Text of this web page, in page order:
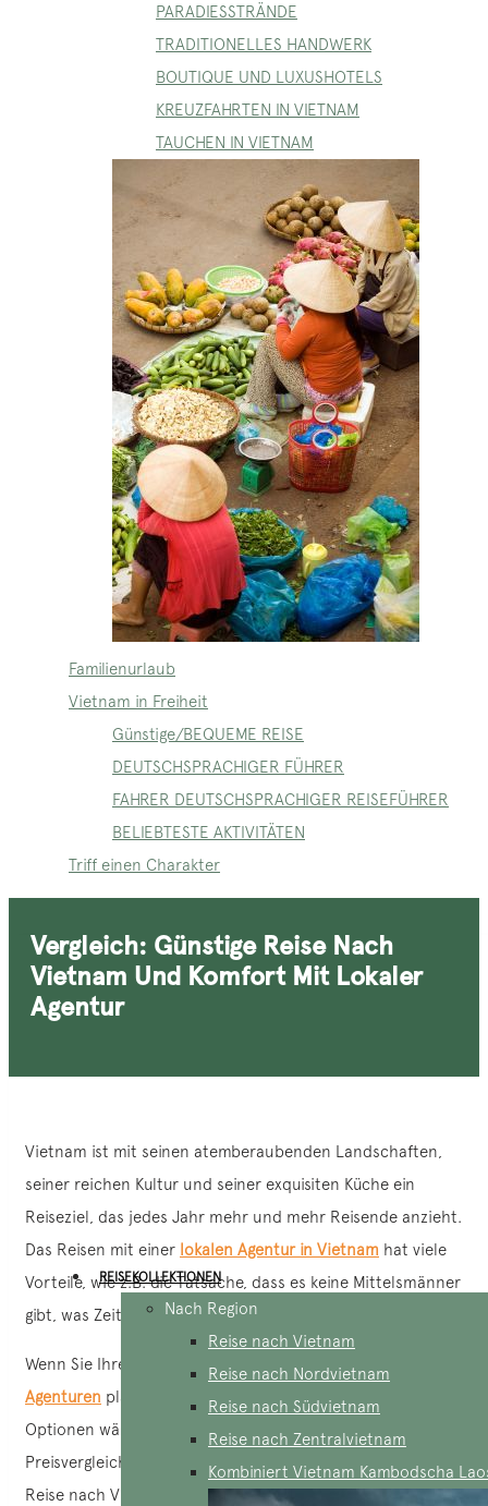
PARADIESSTRÄNDE
TRADITIONELLES HANDWERK
BOUTIQUE UND LUXUSHOTELS
KREUZFAHRTEN IN VIETNAM
TAUCHEN IN VIETNAM
Familienurlaub
Vietnam in Freiheit
Günstige/BEQUEME REISE
DEUTSCHSPRACHIGER FÜHRER
FAHRER DEUTSCHSPRACHIGER REISEFÜHRER
BELIEBTESTE AKTIVITÄTEN
Triff einen Charakter
REISEKOLLEKTIONEN
Nach Region
Reise nach Vietnam
Reise nach Nordvietnam
Reise nach Südvietnam
Reise nach Zentralvietnam
Kombiniert Vietnam Kambodscha
Vergleich: Günstige Reise Nach
Vietnam Und Komfort Mit Lokaler
Agentur
Vietnam ist mit seinen atemberaubenden Landschaften,
seiner reichen Kultur und seiner exquisiten Küche ein
Reiseziel, das jedes Jahr mehr und mehr Reisende anzieht.
Das Reisen mit einer lokalen Agentur in Vietnam hat viele
Vorteile, wie z.B. die Tatsache, dass es keine Mittelsmänner
gibt, was Zeit und Geld spart.
Wenn Sie Ihre Reise nach Vietnam mit diesen
Agenturen planen, müssen Sie zwischen verschiedenen
Optionen wählen, wobei eine der wichtigsten der
Preisvergleich ist. Sollten Sie sich also für eine Günstige
Reise nach Vietnam entscheiden oder lieber auf Komfort